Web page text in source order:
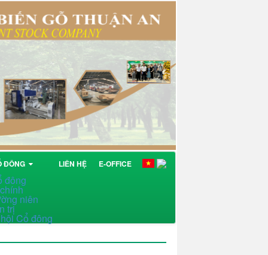
ĐÔNG
đông
niên
trị
Cổ đông
LIÊN HỆ E-OFFICE